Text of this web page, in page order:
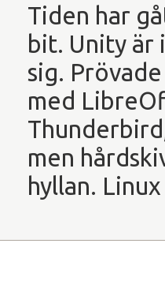
Tiden har
bit. Unity är
sig.
med
men
hyllan.